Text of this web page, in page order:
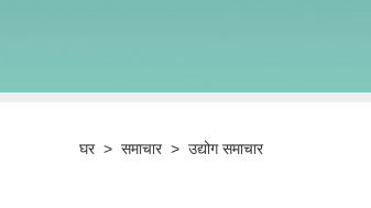
घर > समाचार > उद्योग समाचार